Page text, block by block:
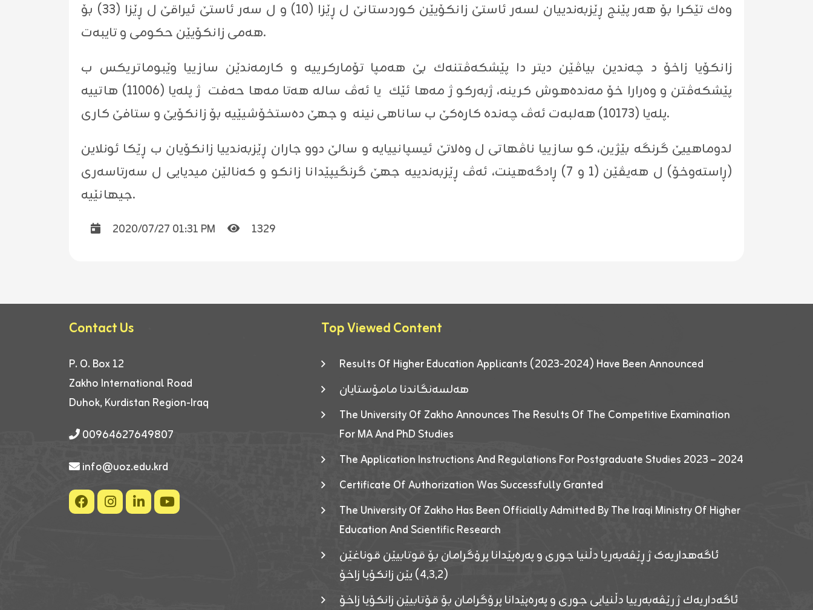
وه‌ك تێكرا بۆ هه‌ر پێنج ڕێزبه‌ندییان لسه‌ر ئاستێ زانكۆیێن كوردستانێ ل ڕێزا (10) و ل سه‌ر ئاستێ ئیراقێ ل ڕێزا (33) بۆ
هه‌مى زانكۆیێن حكومى و تایبه‌ت.
زانكۆیا زاخۆ د چه‌ندین بیاڤێن دیتر دا پێشكه‌ڤتنه‌ك بێ هه‌مپا تۆماركرییه‌ و كارمه‌ندێن سازییا وێبوماتریكس ب
پێشكه‌ڤتن و وه‌رارا خۆ مه‌نده‌هوش كرینه‌، ژبه‌ركو ژ مه‌ها ئێك یا ئه‌ڤ ساله‌ هه‌تا مه‌ها حه‌فت ژ پله‌یا (11006) هاتییه‌
پله‌یا (10173) هه‌لبه‌ت ئه‌ڤ چه‌نده‌ كاره‌كێ ب ساناهى نینه‌ و جهێ ده‌ستخۆشیێیه‌ بۆ زانكۆیێ و ستافێ كارى.
لدوماهییێ گرنگه‌ بێژین، كو سازییا ناڤهاتى ل وه‌لاتێ ئیسپانییایه‌ و سالێ دوو جاران ڕێزبه‌ندییا زانكۆیان ب ڕێكا ئونلاین
(ڕاسته‌وخۆ) ل هه‌یڤێن (1 و 7) ڕادگه‌هینت، ئه‌ڤ ڕێزبه‌ندییه‌ جهێ گرنگیپێدانا زانكو و كه‌نالێن میدیایى ل سه‌رتاسه‌رى
جیهانێیه‌.
2020/07/27 01:31 PM 1329
Contact Us
P. O. Box 12
Zakho International Road
Duhok, Kurdistan Region-Iraq
00964627649807
info@uoz.edu.krd
Top Viewed Content
Results Of Higher Education Applicants (2023-2024) Have Been Announced
هەلسەنگاندنا مامۆستایان
The University Of Zakho Announces The Results Of The Competitive Examination
For MA And PhD Studies
The Application Instructions And Regulations For Postgraduate Studies 2023 – 2024
Certificate Of Authorization Was Successfully Granted
The University Of Zakho Has Been Officially Admitted By The Iraqi Ministry Of Higher
Education And Scientific Research
ئاگەهداریەک ژ ڕێڤەبەریا دڵنیا جوری و پەرەپێدانا پرۆگرامان بۆ قوتابیێن قوناغێن
(٤٫٣٫٢) یێن زانکۆیا زاخۆ
ئاگەداریەك ژ رێڤەبەرییا دڵنیایی جوری و پەرەپێدانا پرۆگرامان بۆ قۆتابیێن زانکۆیا زاخۆ